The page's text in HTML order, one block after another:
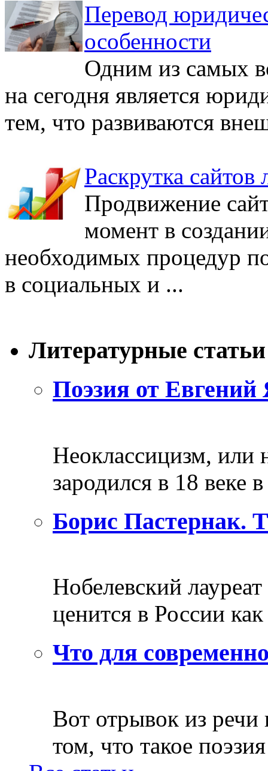
Перевод
особенности
Одним из самых
на сегодня является
тем, что развиваются
Раскрутка
Продвижение
момент в
необходимых процедур
в социальных и ...
Литературные статьи
Поэзия от Евгений
Неоклассицизм, или
зародился в 18 веке
Борис Пастернак.
Нобелевский
ценится в России
Что для
Вот отрывок из
том, что такое